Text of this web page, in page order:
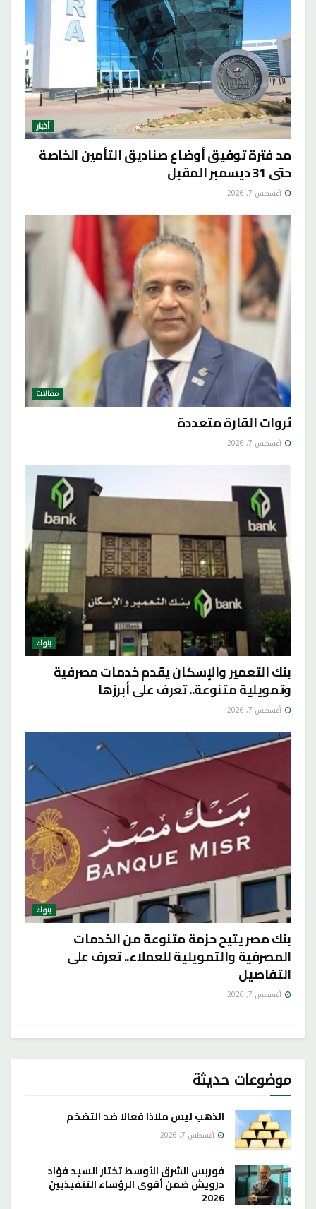
أخبار
مد فترة توفيق أوضاع صناديق التأمين الخاصة
حتى 31 ديسمبر المقبل
أغسطس 7, 2026
مقالات
ثروات القارة متعددة
أغسطس 7, 2026
بنوك
بنك التعمير والإسكان يقدم خدمات مصرفية
وتمويلية متنوعة.. تعرف على أبرزها
أغسطس 7, 2026
بنوك
بنك مصر يتيح حزمة متنوعة من الخدمات
المصرفية والتمويلية للعملاء.. تعرف على
التفاصيل
أغسطس 7, 2026
موضوعات حديثة
الذهب ليس ملاذا فعالا ضد التضخم
أغسطس 7, 2026
فوربس الشرق الأوسط تختار السيد فؤاد
درويش ضمن أقوى الرؤساء التنفيذيين
2026